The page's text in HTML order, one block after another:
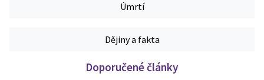
Úmrtí
Dějiny a fakta
Doporučené články